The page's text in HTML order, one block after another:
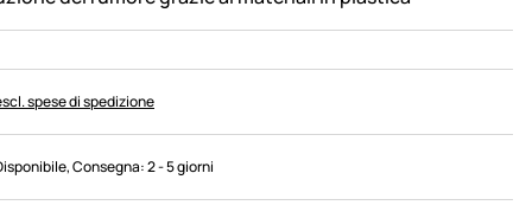
spese di spedizione
, Consegna:2 - 5 giorni